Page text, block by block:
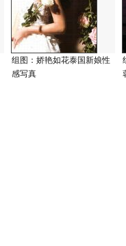
组图：娇艳如花泰国新娘性
感写真